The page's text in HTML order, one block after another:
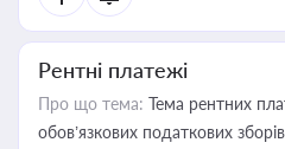
Рентні платежі
Про що тема: Тема рентних
обов’язкових податкових